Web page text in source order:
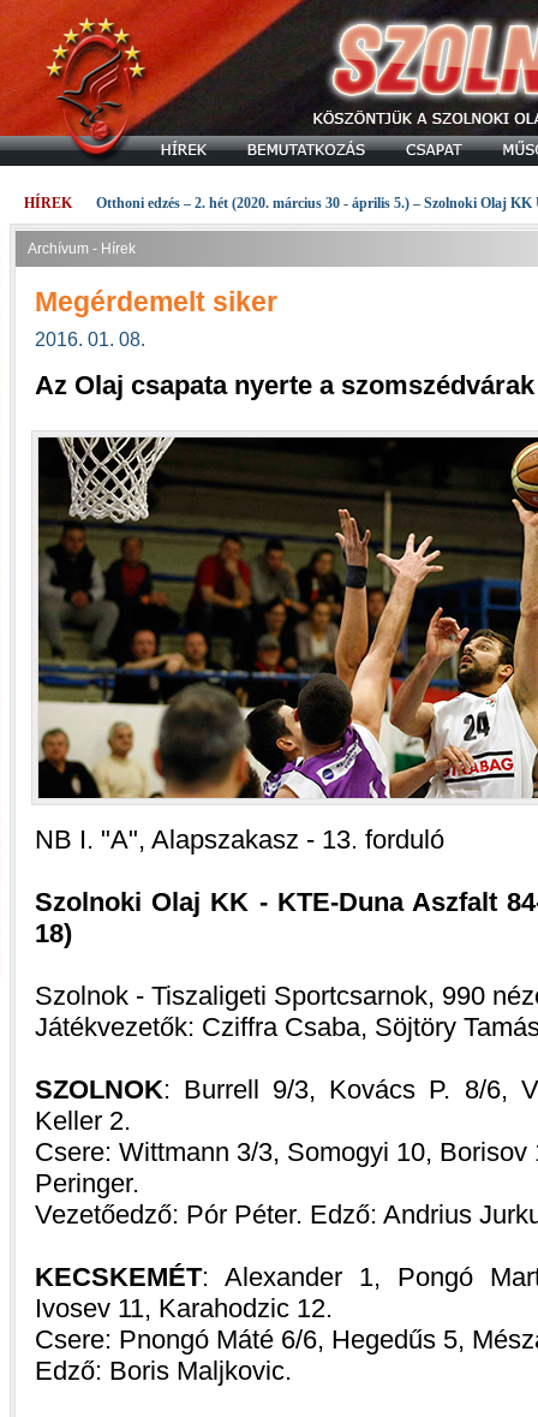
HÍREK Otthoni edzés – 2. hét (2020. március 30 - április 5.) – Szolnoki Olaj KK
Archívum - Hírek
Megérdemelt siker
2016. 01. 08.
Az Olaj csapata nyerte a
NB I. "A", Alapszakasz - 13. forduló
Szolnoki Olaj KK - KTE-Duna Aszfalt
18)
Szolnok - Tiszaligeti Sportcsarnok, 990
Játékvezetők: Cziffra Csaba, Söjtöry
SZOLNOK: Burrell 9/3, Kovács P. 8/6,
Keller 2.
Csere: Wittmann 3/3, Somogyi 10,
Peringer.
Vezetőedző: Pór Péter. Edző: Andrius
KECSKEMÉT: Alexander 1, Pongó
Ivosev 11, Karahodzic 12.
Csere: Pnongó Máté 6/6, Hegedűs 5,
Edző: Boris Maljkovic.